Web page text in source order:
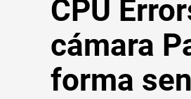
CPU
cámara
forma